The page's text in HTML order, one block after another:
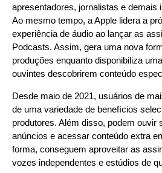
apresentadores, jornalistas e demais
Ao mesmo tempo, a Apple lidera a
experiência de áudio ao lançar as
Podcasts. Assim, gera uma nova
produções enquanto disponibiliza
ouvintes descobrirem conteúdo
Desde maio de 2021, usuários de
de uma variedade de benefícios
produtores. Além disso, podem ouvir
anúncios e acessar conteúdo extra
forma, conseguem aproveitar as
vozes independentes e estúdios de